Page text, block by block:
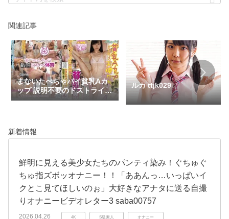
関連記事
まないたぺちゃパイ貧乳Aカ
ップ 説明不要のドストライク
天使たち 4時間
ルカ ttjk029
新着情報
鮮明に見える美少女たちのパンティ染み！ぐちゅぐ
ちゅ指ズボッオナニー！！「ああんっ…いっぱいイ
クとこ見てほしいのぉ」大好きなアナタに送る自撮
りオナニービデオレター3 saba00757
2026.04.26 4K S級素人 オナニー